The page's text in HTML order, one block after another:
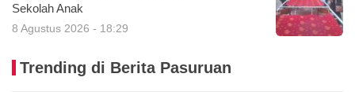
Sekolah Anak
8 Agustus 2026 - 18:29
Trending di Berita Pasuruan